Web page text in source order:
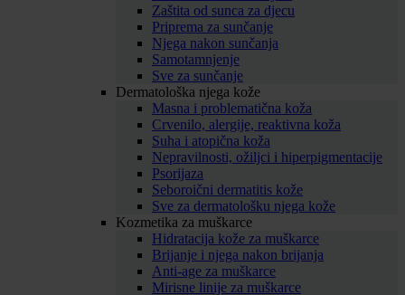
Zaštita od sunca za djecu
Priprema za sunčanje
Njega nakon sunčanja
Samotamnjenje
Sve za sunčanje
Dermatološka njega kože
Masna i problematična koža
Crvenilo, alergije, reaktivna koža
Suha i atopična koža
Nepravilnosti, ožiljci i hiperpigmentacije
Psorijaza
Seboroični dermatitis kože
Sve za dermatološku njega kože
Kozmetika za muškarce
Hidratacija kože za muškarce
Brijanje i njega nakon brijanja
Anti-age za muškarce
Mirisne linije za muškarce